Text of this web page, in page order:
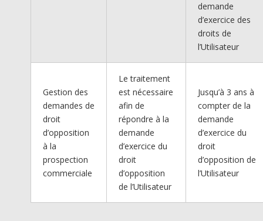
demande
d’exercice des
droits de
l’Utilisateur
Gestion des
demandes de
droit
d’opposition
à la
prospection
commerciale
Le traitement
est nécessaire
afin de
répondre à la
demande
d’exercice du
droit
d’opposition
de l’Utilisateur
Jusqu’à 3 ans à
compter de la
demande
d’exercice du
droit
d’opposition de
l’Utilisateur